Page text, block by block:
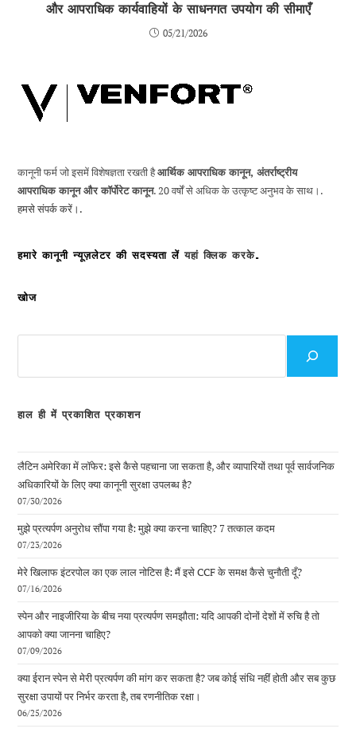
और आपराधिक कार्यवाहियों के साधनगत उपयोग की सीमाएँ
05/21/2026
कानूनी फर्म जो इसमें विशेषज्ञता रखती हैआर्थिक आपराधिक कानून, अंतर्राष्ट्रीय
आपराधिक कानून और कॉर्पोरेट कानून. 20 वर्षों से अधिक के उत्कृष्ट अनुभव के साथ।.
हमसे संपर्क करें।.
हमारे कानूनी न्यूज़लेटर की सदस्यता लेंयहां क्लिक करके.
खोज
हाल ही में प्रकाशित प्रकाशन
लैटिन अमेरिका में लॉफेर: इसे कैसे पहचाना जा सकता है, और व्यापारियों तथा पूर्व सार्वजनिक
अधिकारियों के लिए क्या कानूनी सुरक्षा उपलब्ध है?
07/30/2026
मुझे प्रत्यर्पण अनुरोध सौंपा गया है: मुझे क्या करना चाहिए? 7 तत्काल कदम
07/23/2026
मेरे खिलाफ इंटरपोल का एक लाल नोटिस है: मैं इसे CCF के समक्ष कैसे चुनौती दूँ?
07/16/2026
स्पेन और नाइजीरिया के बीच नया प्रत्यर्पण समझौता: यदि आपकी दोनों देशों में रुचि है तो
आपको क्या जानना चाहिए?
07/09/2026
क्या ईरान स्पेन से मेरी प्रत्यर्पण की मांग कर सकता है? जब कोई संधि नहीं होती और सब कुछ
सुरक्षा उपायों पर निर्भर करता है, तब रणनीतिक रक्षा।
06/25/2026